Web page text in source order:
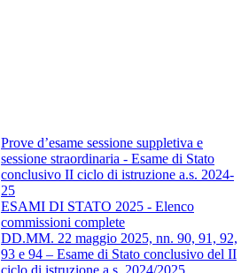
Prove d’esame sessione suppletiva e
sessione straordinaria - Esame di Stato
conclusivo II ciclo di istruzione a.s. 2024-
25
ESAMI DI STATO 2025 - Elenco
commissioni complete
DD.MM. 22 maggio 2025, nn. 90, 91, 92,
93 e 94 – Esame di Stato conclusivo del II